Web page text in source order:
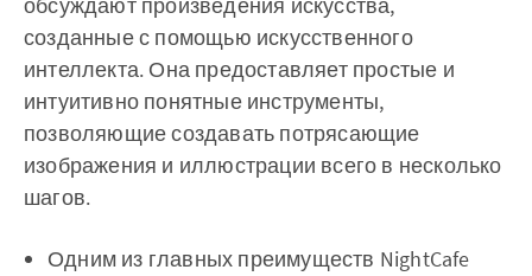
созданные с помощью искусственного
интеллекта. Она предоставляет простые и
интуитивно понятные инструменты,
позволяющие создавать потрясающие
изображения и иллюстрации всего в несколько
шагов.
Одним из главных преимуществ NightCafe